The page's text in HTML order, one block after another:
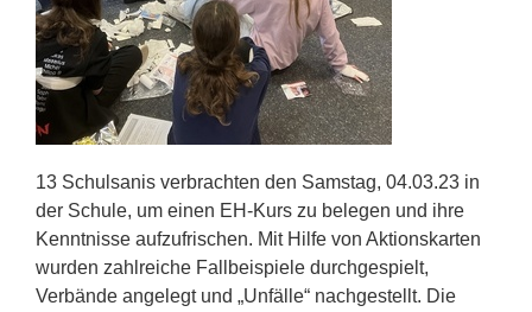
13 Schulsanis verbrachten den Samstag, 04.03.23 in
der Schule, um einen EH-Kurs zu belegen und ihre
Kenntnisse aufzufrischen. Mit Hilfe von Aktionskarten
wurden zahlreiche Fallbeispiele durchgespielt,
Verbände angelegt und „Unfälle“ nachgestellt. Die